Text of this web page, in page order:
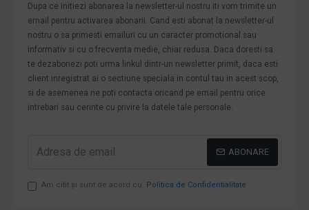
Dupa ce initiezi abonarea la newsletter-ul nostru iti vom trimite un
email pentru activarea abonarii. Cand esti abonat la newsletter-ul
nostru o sa primesti emailuri cu un caracter promotional sau
informativ si cu o frecventa medie, chiar redusa. Daca doresti sa
te dezabonezi poti urma linkul dintr-un newsletter primit, daca esti
client inregistrat ai o sectiune speciala in contul tau in acest scop,
si de asemenea ne poti contacta oricand pe email pentru orice
intrebari sau cerinte cu privire la datele tale personale.
ABONARE
Am citit şi sunt de acord cu Politica de Confidentialitate